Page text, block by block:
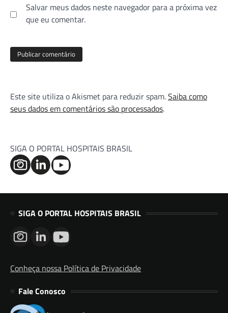
Salvar meus dados neste navegador para a próxima vez
que eu comentar.
Este site utiliza o Akismet para reduzir spam.Saiba como
seus dados em comentários são processados.
SIGA O PORTAL HOSPITAIS BRASIL
SIGA O PORTAL HOSPITAIS BRASIL
Conheça nossa Política de Privacidade
Fale Conosco